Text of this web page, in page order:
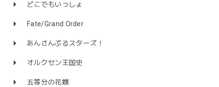
どこでもいっしょ
Fate/Grand Order
あんさんぶるスターズ！
オルクセン王国史
五等分の花嫁